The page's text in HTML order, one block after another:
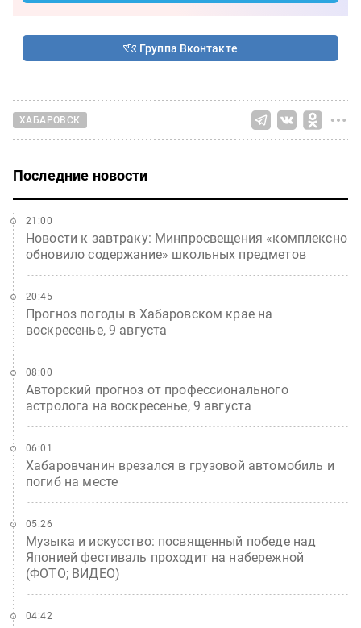
Группа Вконтакте
ХАБАРОВСК
Последние новости
Новости к завтраку: Минпросвещения «комплексно
обновило содержание» школьных предметов
21:00
Прогноз погоды в Хабаровском крае на
воскресенье, 9 августа
20:45
Авторский прогноз от профессионального
астролога на воскресенье, 9 августа
08:00
Хабаровчанин врезался в грузовой автомобиль и
погиб на месте
06:01
Музыка и искусство: посвященный победе над
Японией фестиваль проходит на набережной
(ФОТО; ВИДЕО)
05:26
04:42